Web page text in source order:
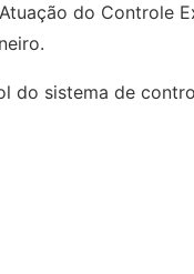
do Controle
do sistema de